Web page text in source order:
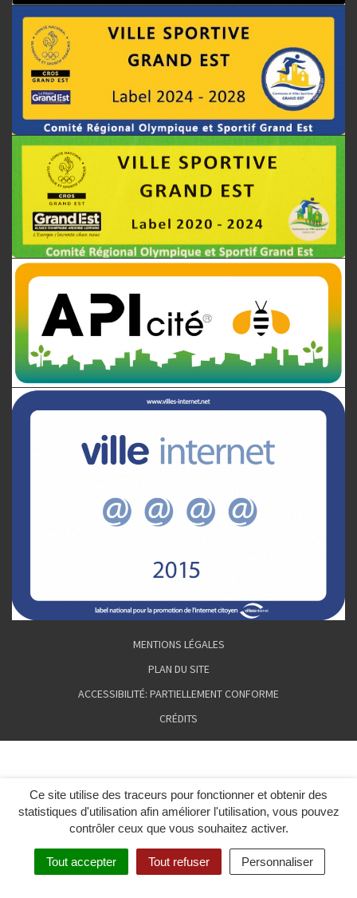
Ce site utilise des traceurs pour fonctionner et obtenir des
statistiques d'utilisation afin améliorer l'utilisation, vous pouvez
contrôler ceux que vous souhaitez activer.
Tout accepter Tout refuser Personnaliser
MENTIONS LÉGALES
PLAN DU SITE
ACCESSIBILITÉ: PARTIELLEMENT CONFORME
CRÉDITS